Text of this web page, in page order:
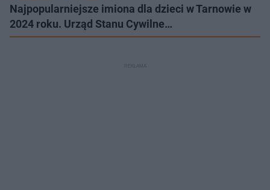
Najpopularniejsze imiona dla dzieci w Tarnowie w
2024 roku. Urząd Stanu Cywilne…